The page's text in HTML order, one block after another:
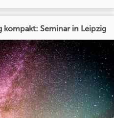
Seminar in Leipzig